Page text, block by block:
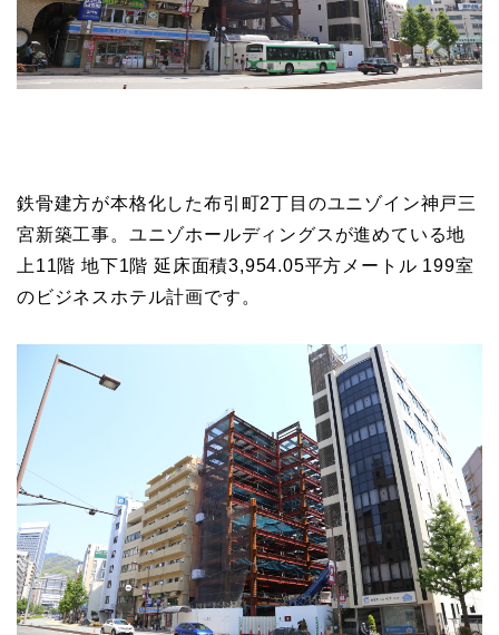
鉄骨建方が本格化した布引町2丁目のユニゾイン神戸三
宮新築工事。ユニゾホールディングスが進めている地
上11階 地下1階 延床面積3,954.05平方メートル 199室
のビジネスホテル計画です。